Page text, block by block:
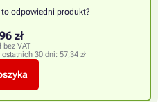
odpowiedni produkt?
zł
bez VAT
30 dni: 57,34 zł